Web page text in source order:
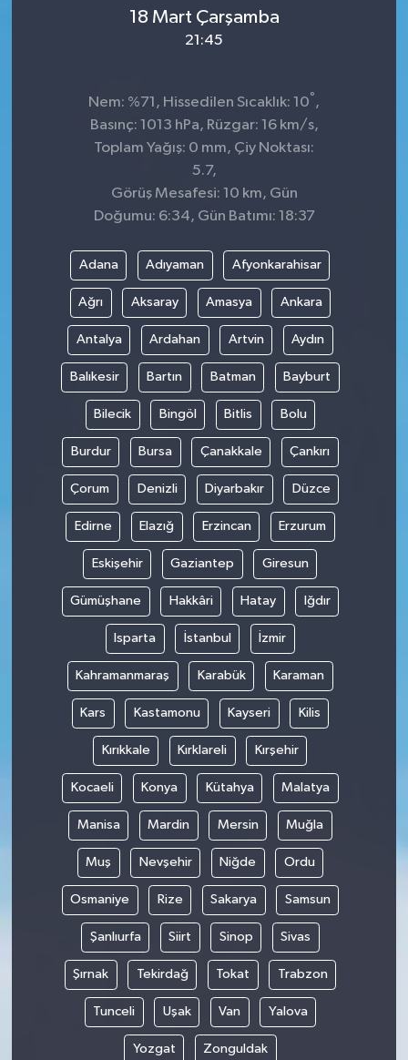
18 Mart Çarşamba
21:45
Nem: %71, Hissedilen Sıcaklık: 10° ,
Basınç: 1013 hPa, Rüzgar: 16 km/s,
Toplam Yağış: 0 mm, Çiy Noktası:
5.7,
Görüş Mesafesi: 10 km, Gün
Doğumu: 6:34, Gün Batımı: 18:37
Adana Adıyaman Afyonkarahisar
Ağrı Aksaray Amasya Ankara
Antalya Ardahan Artvin Aydın
Balıkesir Bartın Batman Bayburt
Bilecik Bingöl Bitlis Bolu
Burdur Bursa Çanakkale Çankırı
Çorum Denizli Diyarbakır Düzce
Edirne Elazığ Erzincan Erzurum
Eskişehir Gaziantep Giresun
Gümüşhane Hakkâri Hatay Iğdır
Isparta İstanbul İzmir
Kahramanmaraş Karabük Karaman
Kars Kastamonu Kayseri Kilis
Kırıkkale Kırklareli Kırşehir
Kocaeli Konya Kütahya Malatya
Manisa Mardin Mersin Muğla
Muş Nevşehir Niğde Ordu
Osmaniye Rize Sakarya Samsun
Şanlıurfa Siirt Sinop Sivas
Şırnak Tekirdağ Tokat Trabzon
Tunceli Uşak Van Yalova
Yozgat Zonguldak